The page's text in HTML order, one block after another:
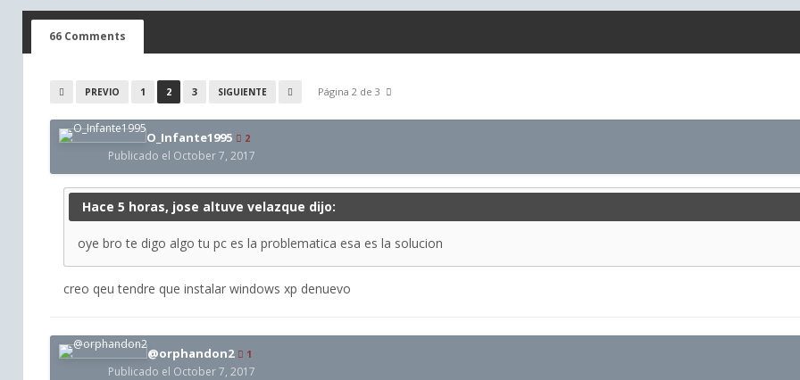
66 Comments
PREVIO 1 2 3 SIGUIENTE Página 2 de 3
O_Infante1995 2
Publicado el October 7, 2017
Hace 5 horas, jose altuve velazque dijo:
oye bro te digo algo tu pc es la problematica esa es la solucion
creo qeu tendre que instalar windows xp denuevo
@orphandon2 1
Publicado el October 7, 2017